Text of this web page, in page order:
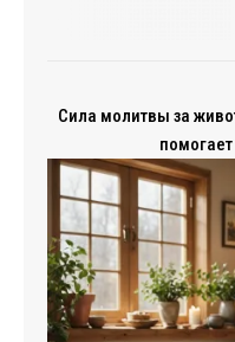
Сила молитвы за